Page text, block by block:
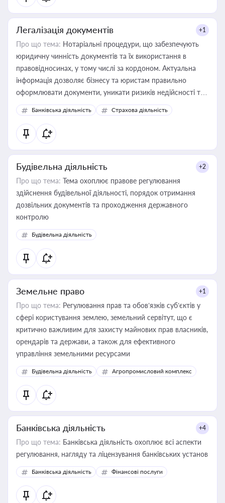
Легалізація документів +1
Про що тема: Нотаріальні процедури, що забезпечують
юридичну чинність документів та їх використання в
правовідносинах, у тому числі за кордоном. Актуальна
інформація дозволяє бізнесу та юристам правильно
оформлювати документи, уникати ризиків недійсності та
забезпечувати їх належне прийняття органами влади та
контрагентами
Банківська діяльність Страхова діяльність
Будівельна діяльність +2
Про що тема: Тема охоплює правове регулювання
здійснення будівельної діяльності, порядок отримання
дозвільних документів та проходження державного
контролю
Будівельна діяльність
Земельне право +1
Про що тема: Регулювання прав та обов’язків суб’єктів у
сфері користування землею, земельний сервітут, що є
критично важливим для захисту майнових прав власників,
орендарів та держави, а також для ефективного
управління земельними ресурсами
Будівельна діяльність Агропромисловий комплекс
Банківська діяльність +4
Про що тема: Банківська діяльність охоплює всі аспекти
регулювання, нагляду та ліцензування банківських установ
Банківська діяльність Фінансові послуги